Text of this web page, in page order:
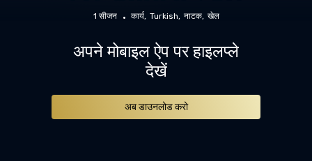
1 सीजन कार्य Turkish नाटक खेल
अपने मोबाइल ऐप पर हाइलप्ले
देखें
अब डाउनलोड करो